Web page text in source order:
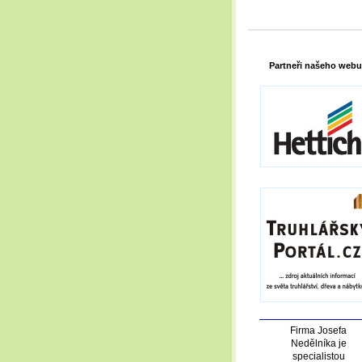
Partneři našeho
Firma Josefa
Nedělníka je
specialistou